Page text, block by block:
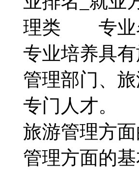
理类 专业
专业培养具
管理部门、
专门人才。
旅游管理方
管理方面的